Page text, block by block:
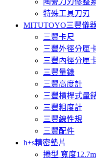
特殊工具刀刃
MITUTOYO三豐儀
三豐卡尺
三豐外徑分厘
三豐內徑分厘
三豐量錶
三豐高度計
三豐槓桿式量
三豐粗度計
三豐線性規
三豐配件
h+s精密墊片
捲型 寬度